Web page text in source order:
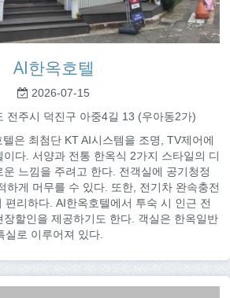
AI한옥호텔
2026-07-15
전주시 덕진구 아중4길 13 (우아동2가)
은 최첨단 KT AI시스템을 조명, TV제어에
다. 서양과 전통 한옥식 2가지 스타일의 디
느낌을 주려고 한다. 전객실에 공기청정
하게 머무를 수 있다. 또한, 전기차 완속충전
편리하다. AI한옥호텔에서 투숙 시 인근 전
할인을 제공하기도 한다. 객실은 한옥일반
로 이루어져 있다.